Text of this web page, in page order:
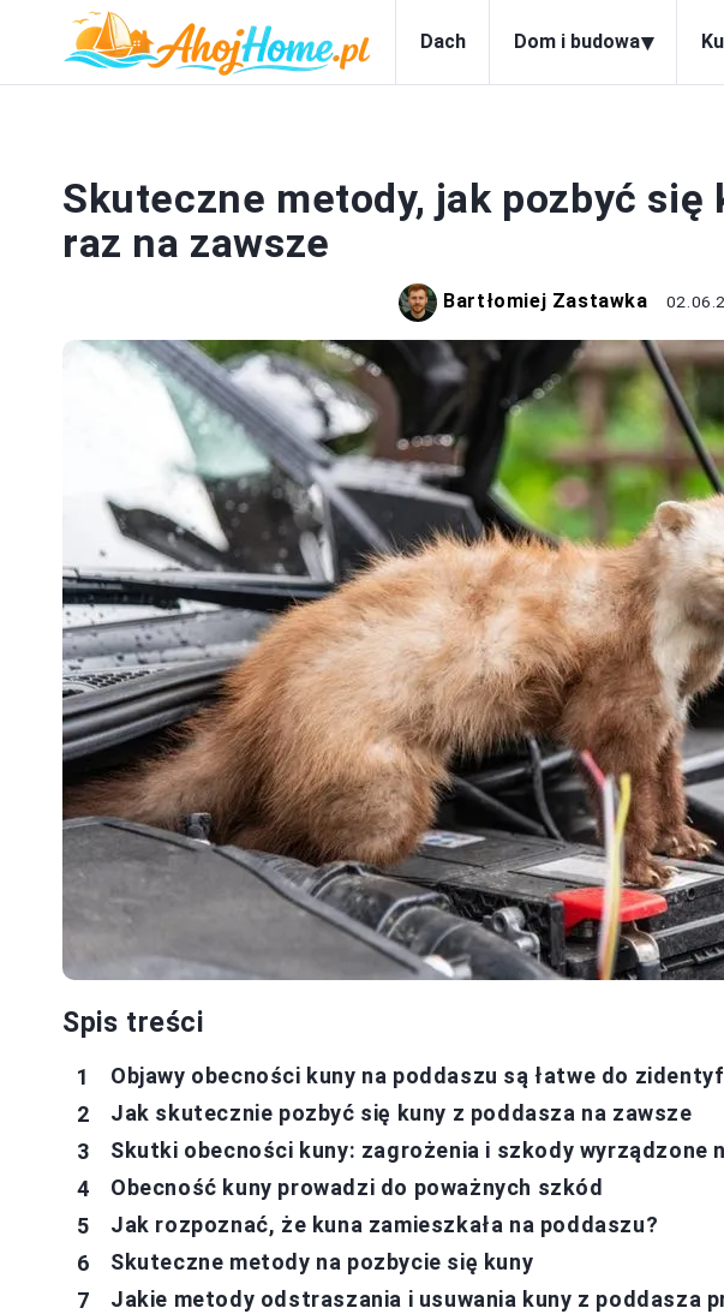
Dach Dom i budowa▾
Skuteczne metody, jak pozbyć się
raz na zawsze
Bartłomiej Zastawka
Spis treści
Objawy obecności kuny na poddaszu są łatwe do
Jak skutecznie pozbyć się kuny z poddasza na zawsze
Skutki obecności kuny: zagrożenia i szkody wyrządzone
Obecność kuny prowadzi do poważnych szkód
Jak rozpoznać, że kuna zamieszkała na poddaszu?
Skuteczne metody na pozbycie się kuny
Jakie metody odstraszania i usuwania kuny z poddasza